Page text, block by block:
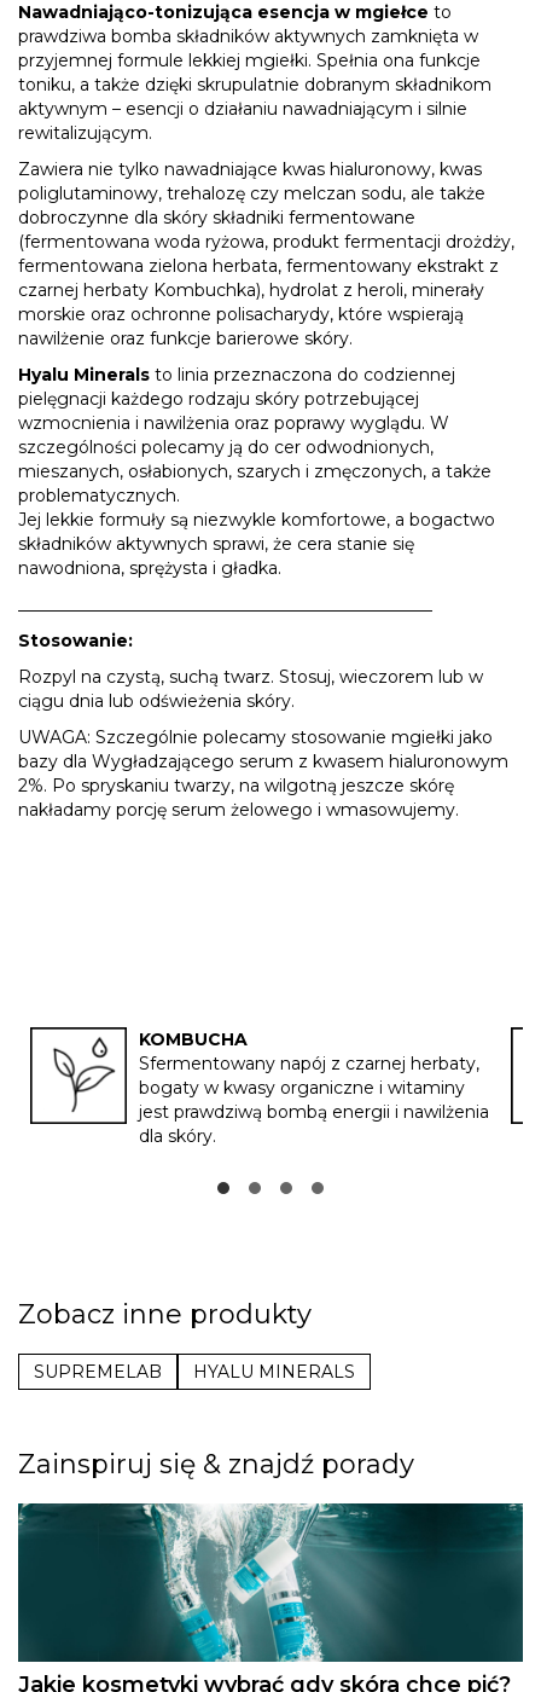
Nawadniająco-tonizująca esencja w mgiełce to
prawdziwa bomba składników aktywnych zamknięta w
przyjemnej formule lekkiej mgiełki. Spełnia ona funkcje
toniku, a także dzięki skrupulatnie dobranym składnikom
aktywnym – esencji o działaniu nawadniającym i silnie
rewitalizującym.
Zawiera nie tylko nawadniające kwas hialuronowy, kwas
poliglutaminowy, trehalozę czy melczan sodu, ale także
dobroczynne dla skóry składniki fermentowane
(fermentowana woda ryżowa, produkt fermentacji drożdży,
fermentowana zielona herbata, fermentowany ekstrakt z
czarnej herbaty Kombuchka), hydrolat z heroli, minerały
morskie oraz ochronne polisacharydy, które wspierają
nawilżenie oraz funkcje barierowe skóry.
Hyalu Minerals to linia przeznaczona do codziennej
pielęgnacji każdego rodzaju skóry potrzebującej
wzmocnienia i nawilżenia oraz poprawy wyglądu. W
szczególności polecamy ją do cer odwodnionych,
mieszanych, osłabionych, szarych i zmęczonych, a także
problematycznych.
Jej lekkie formuły są niezwykle komfortowe, a bogactwo
składników aktywnych sprawi, że cera stanie się
nawodniona, sprężysta i gładka.
Stosowanie:
Rozpyl na czystą, suchą twarz. Stosuj, wieczorem lub w
ciągu dnia lub odświeżenia skóry.
UWAGA: Szczególnie polecamy stosowanie mgiełki jako
bazy dla Wygładzającego serum z kwasem hialuronowym
2%. Po spryskaniu twarzy, na wilgotną jeszcze skórę
nakładamy porcję serum żelowego i wmasowujemy.
KOMBUCHA
Sfermentowany napój z czarnej herbaty,
bogaty w kwasy organiczne i witaminy
jest prawdziwą bombą energii i nawilżenia
dla skóry.
Zobacz inne produkty
SUPREMELAB HYALU MINERALS
Zainspiruj się & znajdź porady
Jakie kosmetyki wybrać gdy skóra chce pić?